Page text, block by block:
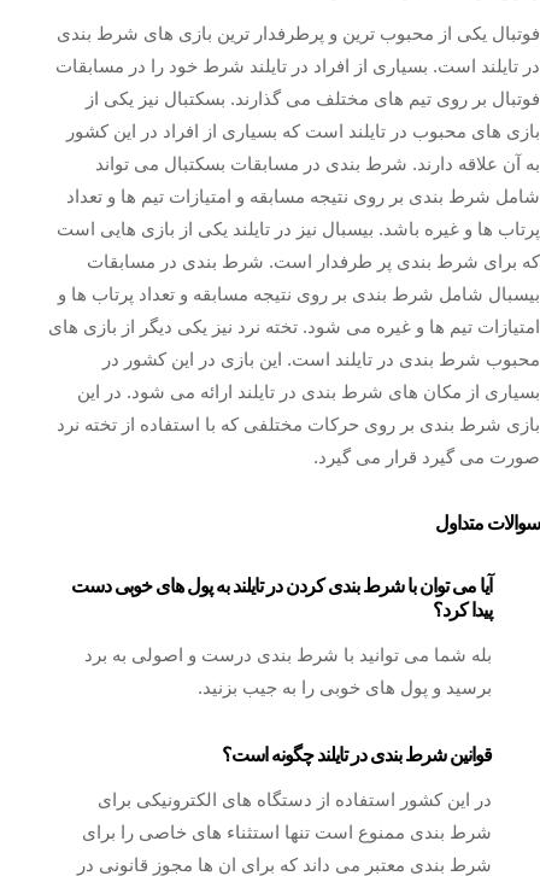
فوتبال یکی از محبوب ترین و پرطرفدار ترین بازی های شرط بندی
در تایلند است. بسیاری از افراد در تایلند شرط خود را در مسابقات
فوتبال بر روی تیم های مختلف می گذارند. بسکتبال نیز یکی از
بازی های محبوب در تایلند است که بسیاری از افراد در این کشور
به آن علاقه دارند. شرط بندی در مسابقات بسکتبال می تواند
شامل شرط بندی بر روی نتیجه مسابقه و امتیازات تیم ها و تعداد
پرتاب ها و غیره باشد. بیسبال نیز در تایلند یکی از بازی هایی است
که برای شرط بندی پر طرفدار است. شرط بندی در مسابقات
بیسبال شامل شرط بندی بر روی نتیجه مسابقه و تعداد پرتاب ها و
امتیازات تیم ها و غیره می شود. تخته نرد نیز یکی دیگر از بازی های
محبوب شرط بندی در تایلند است. این بازی در این کشور در
بسیاری از مکان های شرط بندی در تایلند ارائه می شود. در این
بازی شرط بندی بر روی حرکات مختلفی که با استفاده از تخته نرد
صورت می گیرد قرار می گیرد.
سوالات متداول
آیا می توان با شرط بندی کردن در تایلند به پول های خوبی دست
پیدا کرد؟
بله شما می توانید با شرط بندی درست و اصولی به برد
برسید و پول های خوبی را به جیب بزنید.
قوانین شرط بندی در تایلند چگونه است؟
در این کشور استفاده از دستگاه های الکترونیکی برای
شرط بندی ممنوع است تنها استثناء های خاصی را برای
شرط بندی معتبر می داند که برای ان ها مجوز قانونی در